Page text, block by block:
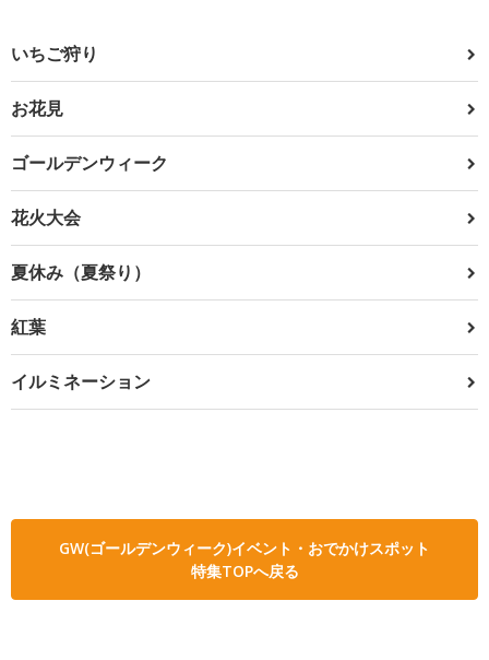
いちご狩り
お花見
ゴールデンウィーク
花火大会
夏休み（夏祭り）
紅葉
イルミネーション
GW(ゴールデンウィーク)イベント・おでかけスポット
特集TOPへ戻る